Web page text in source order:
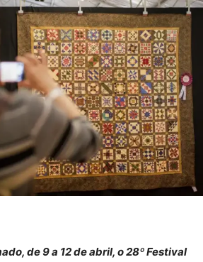
de 9 a 12 de abril, o 28º Festival